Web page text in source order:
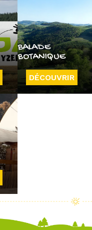
BALADE
BOTANIQUE
DÉCOUVRIR